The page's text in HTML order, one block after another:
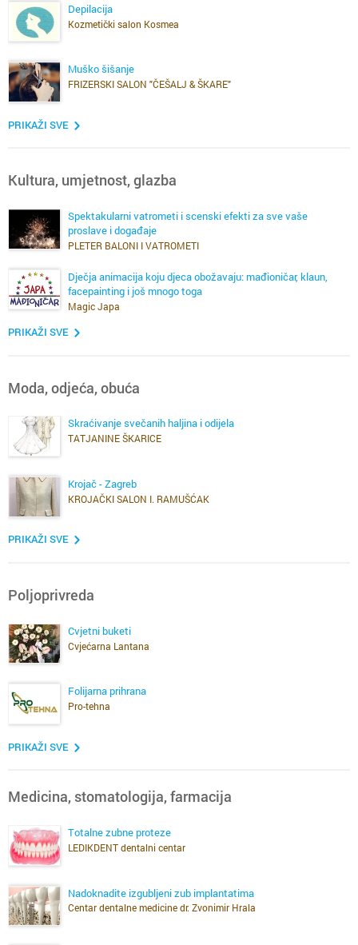
Depilacija
Kozmetički salon Kosmea
Muško šišanje
FRIZERSKI SALON "ČEŠALJ & ŠKARE"
PRIKAŽI SVE
Kultura, umjetnost, glazba
Spektakularni vatrometi i scenski efekti za sve vaše
proslave i događaje
PLETER BALONI I VATROMETI
Dječja animacija koju djeca obožavaju: mađioničar, klaun,
facepainting i još mnogo toga
Magic Japa
PRIKAŽI SVE
Moda, odjeća, obuća
Skraćivanje svečanih haljina i odijela
TATJANINE ŠKARICE
Krojač - Zagreb
KROJAČKI SALON I. RAMUŠĆAK
PRIKAŽI SVE
Poljoprivreda
Cvjetni buketi
Cvjećarna Lantana
Folijarna prihrana
Pro-tehna
PRIKAŽI SVE
Medicina, stomatologija, farmacija
Totalne zubne proteze
LEDIKDENT dentalni centar
Nadoknadite izgubljeni zub implantatima
Centar dentalne medicine dr. Zvonimir Hrala